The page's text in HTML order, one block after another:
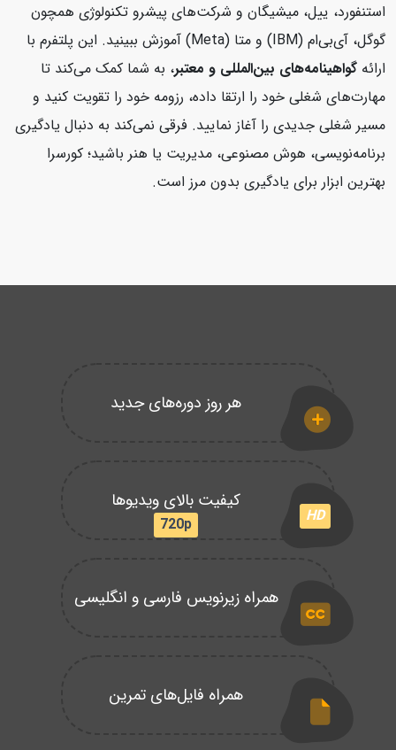
استنفورد، ییل، میشیگان و شرکت‌های پیشرو تکنولوژی همچون
گوگل، آی‌بی‌ام (IBM) و متا (Meta) آموزش ببینید. این پلتفرم با
ارائهگواهینامه‌های بین‌المللی و معتبر، به شما کمک می‌کند تا
مهارت‌های شغلی خود را ارتقا داده، رزومه خود را تقویت کنید و
مسیر شغلی جدیدی را آغاز نمایید. فرقی نمی‌کند به دنبال یادگیری
برنامه‌نویسی، هوش مصنوعی، مدیریت یا هنر باشید؛ کورسرا
بهترین ابزار برای یادگیری بدون مرز است.
هر روز دوره‌های جدید
HD
کیفیت بالای ویدیوها
720p
همراه زیرنویس فارسی و انگلیسی
همراه فایل‌های تمرین